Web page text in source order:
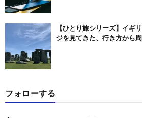
【ひとり旅シリーズ】イギ
ジを見てきた、行き方から
フォローする